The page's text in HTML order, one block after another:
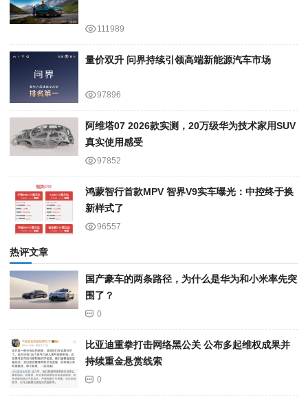
111989
量价双升 问界持续引领高端新能源汽车市场
97896
阿维塔07 2026款实测，20万级华为技术家用SUV
真实使用感受
97852
鸿蒙智行首款MPV 智界V9实车曝光：中控终于换
新样式了
96557
热评文章
国产豪车的两条路径，为什么是华为和小米率先突
围了？
0
比亚迪重拳打击网络黑公关 公布多起维权成果并
持续重金悬赏线索
0